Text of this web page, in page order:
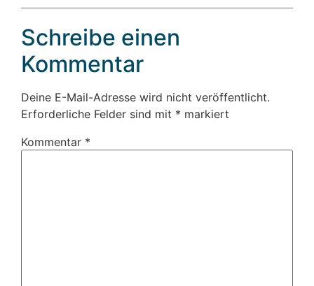
Schreibe einen
Kommentar
Deine E-Mail-Adresse wird nicht veröffentlicht.
Erforderliche Felder sind mit * markiert
Kommentar *